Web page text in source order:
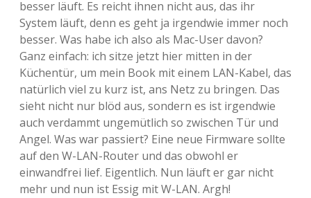
besser läuft. Es reicht ihnen nicht aus, das ihr
System läuft, denn es geht ja irgendwie immer noch
besser. Was habe ich also als Mac-User davon?
Ganz einfach: ich sitze jetzt hier mitten in der
Küchentür, um mein Book mit einem LAN-Kabel, das
natürlich viel zu kurz ist, ans Netz zu bringen. Das
sieht nicht nur blöd aus, sondern es ist irgendwie
auch verdammt ungemütlich so zwischen Tür und
Angel. Was war passiert? Eine neue Firmware sollte
auf den W-LAN-Router und das obwohl er
einwandfrei lief. Eigentlich. Nun läuft er gar nicht
mehr und nun ist Essig mit W-LAN. Argh!